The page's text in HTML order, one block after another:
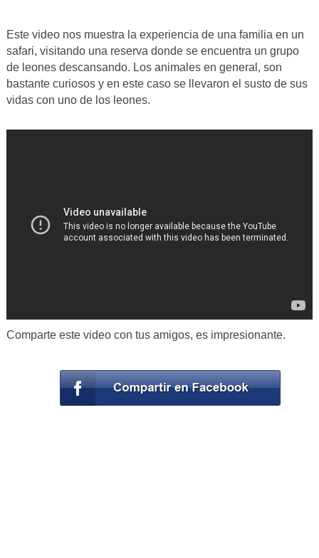
Este video nos muestra la experiencia de una familia en un
safari, visitando una reserva donde se encuentra un grupo
de leones descansando. Los animales en general, son
bastante curiosos y en este caso se llevaron el susto de sus
vidas con uno de los leones.
Comparte este video con tus amigos, es impresionante.